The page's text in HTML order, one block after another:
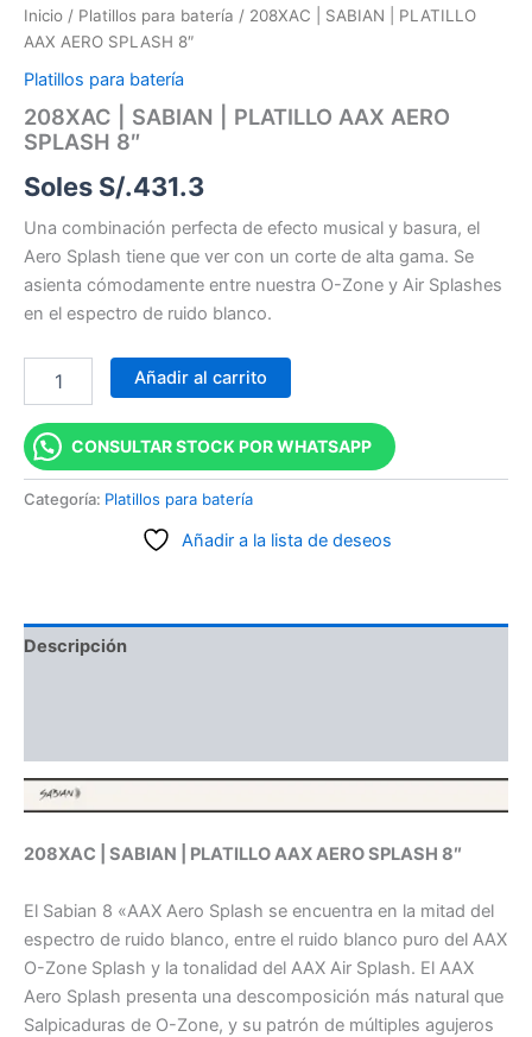
Inicio / Platillos para batería / 208XAC | SABIAN | PLATILLO
AAX AERO SPLASH 8″
Platillos para batería
208XAC | SABIAN | PLATILLO AAX AERO
SPLASH 8″
Soles S/.431.3
Una combinación perfecta de efecto musical y basura, el
Aero Splash tiene que ver con un corte de alta gama. Se
asienta cómodamente entre nuestra O-Zone y Air Splashes
en el espectro de ruido blanco.
Añadir al carrito
CONSULTAR STOCK POR WHATSAPP
Categoría: Platillos para batería
Añadir a la lista de deseos
Descripción
208XAC | SABIAN | PLATILLO AAX AERO SPLASH 8″
El Sabian 8 «AAX Aero Splash se encuentra en la mitad del
espectro de ruido blanco, entre el ruido blanco puro del AAX
O-Zone Splash y la tonalidad del AAX Air Splash. El AAX
Aero Splash presenta una descomposición más natural que
Salpicaduras de O-Zone, y su patrón de múltiples agujeros